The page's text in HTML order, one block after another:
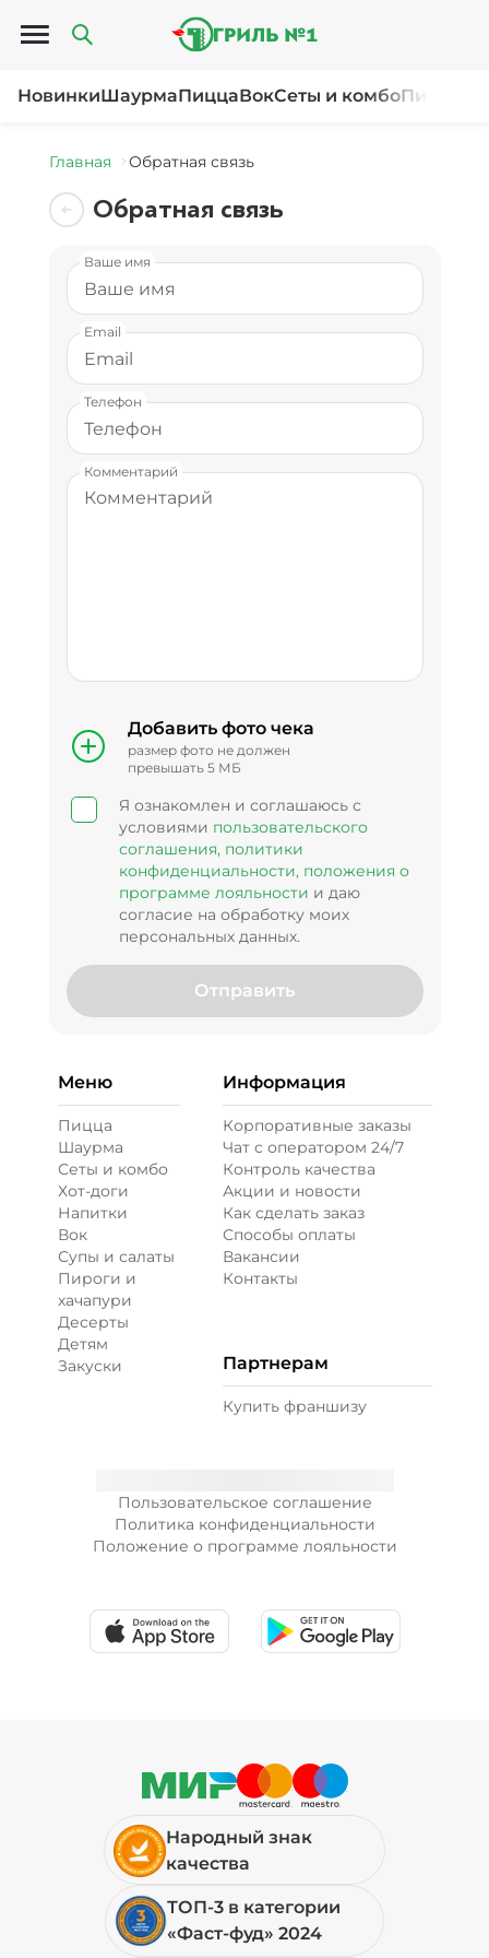
Открыть меню
НовинкиШаурмаПиццаВокСеты и комбоПироги
Главная Обратная связь
Обратная связь
Ваше имя
Email
Телефон
Комментарий
Добавить фото чека
размер фото не должен
превышать 5 МБ
Я ознакомлен и соглашаюсь с
условиями пользовательского
соглашения, политики
конфиденциальности, положения о
программе лояльности и даю
согласие на обработку моих
персональных данных.
Отправить
Пользовательское соглашение
Политика конфиденциальности
Положение о программе лояльности
Меню
Пицца
Шаурма
Сеты и комбо
Хот-доги
Напитки
Вок
Супы и салаты
Пироги и
хачапури
Десерты
Детям
Закуски
Информация
Корпоративные заказы
Чат с оператором 24/7
Контроль качества
Акции и новости
Как сделать заказ
Способы оплаты
Вакансии
Контакты
Партнерам
Купить франшизу
Народный знак
качества
ТОП-3 в категории
«Фаст-фуд» 2024